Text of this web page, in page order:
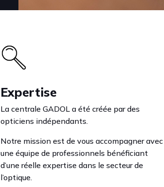
Expertise
La centrale GADOL a été créée par des
opticiens indépendants.
Notre mission est de vous accompagner avec
une équipe de professionnels bénéficiant
d’une réelle expertise dans le secteur de
l’optique.